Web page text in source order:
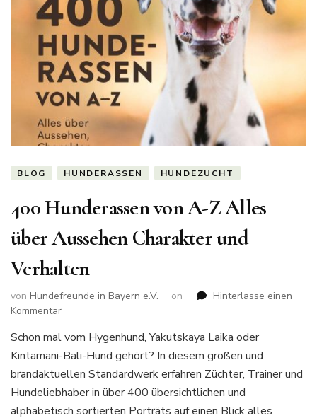
BLOG HUNDERASSEN HUNDEZUCHT
400 Hunderassen von A-Z Alles
über Aussehen Charakter und
Verhalten
von Hundefreunde in Bayern e.V. on
Hinterlasse einen
Kommentarzu
Hunderassen
von
A-
Alles
über
Schon mal vom Hygenhund, Yakutskaya Laika oder
Kintamani-Bali-Hund gehört? In diesem großen und
brandaktuellen Standardwerk erfahren Züchter, Trainer und
Hundeliebhaber in über 400 übersichtlichen und
alphabetisch sortierten Porträts auf einen Blick alles